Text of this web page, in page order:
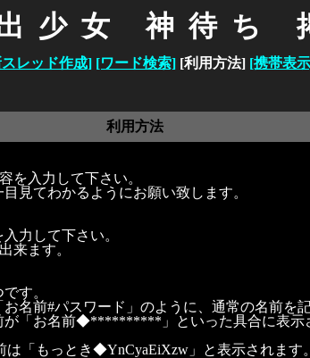
少女 神待ち
レッド作成] [ワード検索][利用方法] [携帯表
利用方法
を入力して下さい。
見てわかるようにお願い致します。
力して下さい。
来ます。
す。
名前#パスワード」のように、通常の名前を
が「お名前◆**********」といった具合に表示
「もっとき◆YnCyaEiXzw」と表示されます。